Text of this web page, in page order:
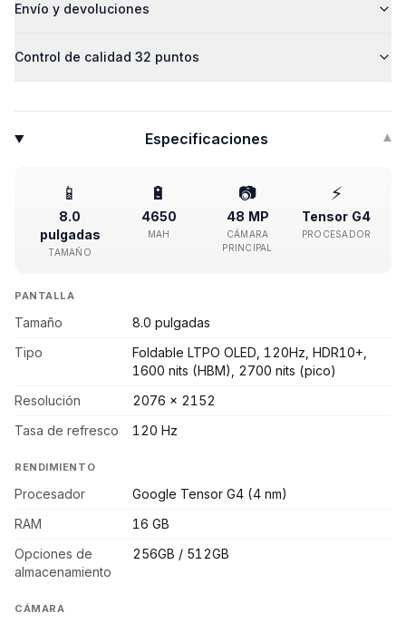
Envío y devoluciones
Control de calidad 32 puntos
Especificaciones ▾
📱
8.0
pulgadas
TAMAÑO
🔋
4650
MAH
📷
48 MP
CÁMARA
PRINCIPAL
⚡
Tensor G4
PROCESADOR
PANTALLA
Tamaño
8.0 pulgadas
Tipo
Foldable LTPO OLED, 120Hz, HDR10+,
1600 nits (HBM), 2700 nits (pico)
Resolución
2076 x 2152
Tasa de refresco
120 Hz
RENDIMIENTO
Procesador
Google Tensor G4 (4 nm)
RAM
16 GB
Opciones de
almacenamiento
256GB / 512GB
CÁMARA